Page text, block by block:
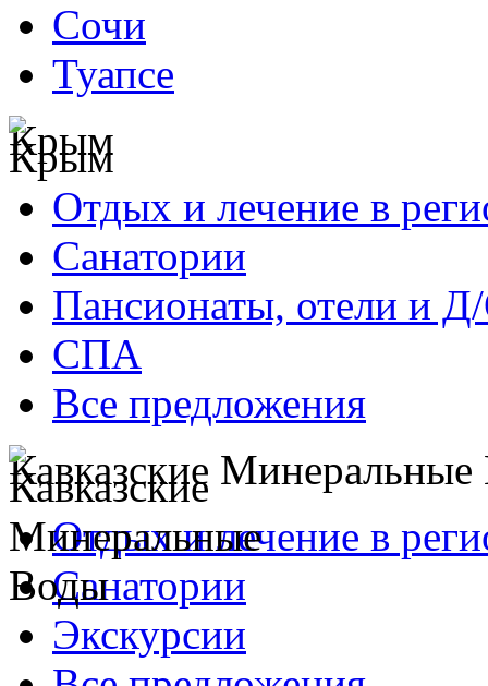
Сочи
Туапсе
Крым
Отдых и лечение в
Санатории
Пансионаты, отели и
СПА
Все предложения
Кавказские
Отдых и лечение в
Санатории
Экскурсии